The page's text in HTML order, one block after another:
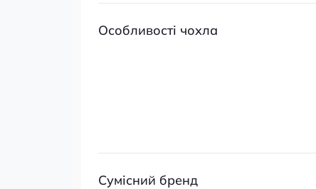
Особливості чохла
Сумісний бренд